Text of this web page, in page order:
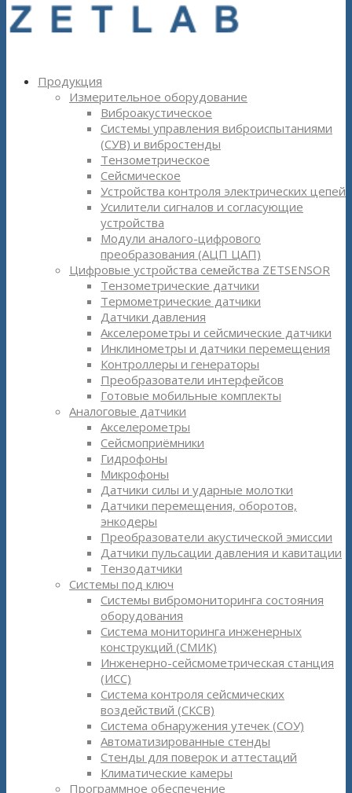
Продукция
Измерительное оборудование
Виброакустическое
Системы управления виброиспытаниями
(СУВ) и вибростенды
Тензометрическое
Сейсмическое
Устройства контроля электрических цепей
Усилители сигналов и согласующие
устройства
Модули аналого-цифрового
преобразования (АЦП ЦАП)
Цифровые устройства семейства ZETSENSOR
Тензометрические датчики
Термометрические датчики
Датчики давления
Акселерометры и сейсмические датчики
Инклинометры и датчики перемещения
Контроллеры и генераторы
Преобразователи интерфейсов
Готовые мобильные комплекты
Аналоговые датчики
Акселерометры
Сейсмоприёмники
Гидрофоны
Микрофоны
Датчики силы и ударные молотки
Датчики перемещения, оборотов,
энкодеры
Преобразователи акустической эмиссии
Датчики пульсации давления и кавитации
Тензодатчики
Системы под ключ
Системы вибромониторинга состояния
оборудования
Система мониторинга инженерных
конструкций (СМИК)
Инженерно-сейсмометрическая станция
(ИСС)
Система контроля сейсмических
воздействий (СКСВ)
Система обнаружения утечек (СОУ)
Автоматизированные стенды
Стенды для поверок и аттестаций
Климатические камеры
Программное обеспечение